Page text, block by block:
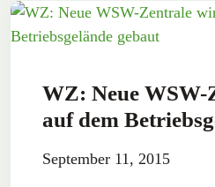
WZ: Neue
auf dem
September 11, 2015